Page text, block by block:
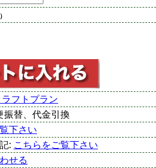
フトプラン
振替、代金引換
下さい
: こちらをご覧下さい
せる